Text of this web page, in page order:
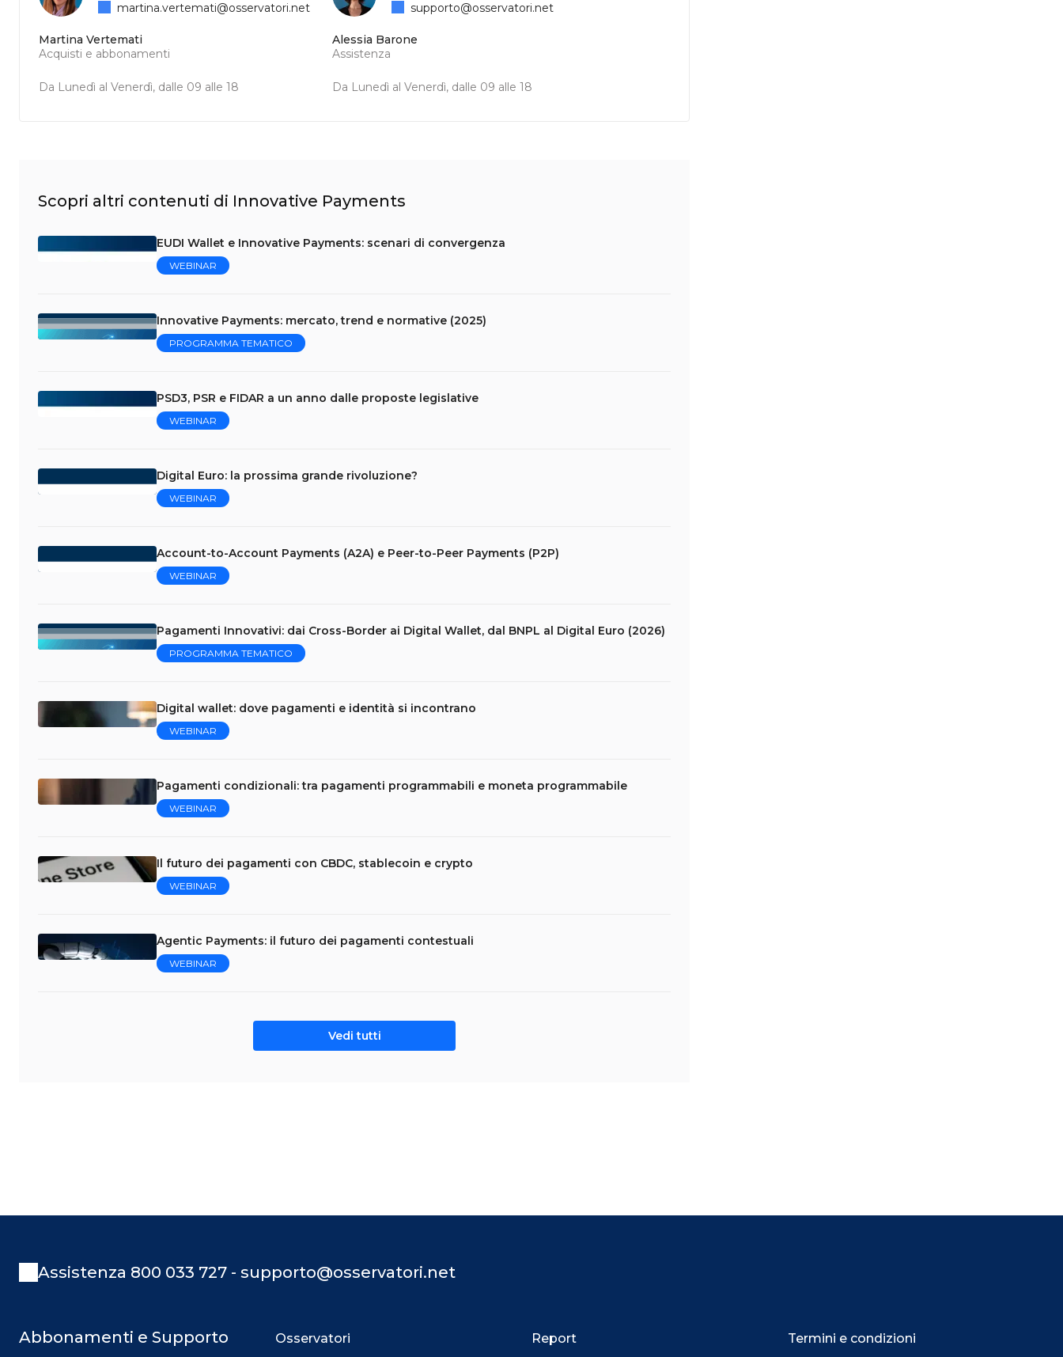
Martina Vertemati
Acquisti e abbonamenti
Da Lunedì al Venerdì, dalle 09 alle 18
martina.vertemati@osservatori.net
Alessia Barone
Assistenza
Da Lunedì al Venerdì, dalle 09 alle 18
supporto@osservatori.net
Scopri altri contenuti di Innovative Payments
EUDI Wallet e Innovative Payments: scenari di convergenza
WEBINAR
Innovative Payments: mercato, trend e normative (2025)
PROGRAMMA TEMATICO
PSD3, PSR e FIDAR a un anno dalle proposte legislative
WEBINAR
Digital Euro: la prossima grande rivoluzione?
WEBINAR
Account-to-Account Payments (A2A) e Peer-to-Peer Payments (P2P)
WEBINAR
Pagamenti Innovativi: dai Cross-Border ai Digital Wallet, dal BNPL al Digital Euro (2026)
PROGRAMMA TEMATICO
Digital wallet: dove pagamenti e identità si incontrano
WEBINAR
Pagamenti condizionali: tra pagamenti programmabili e moneta programmabile
WEBINAR
Il futuro dei pagamenti con CBDC, stablecoin e crypto
WEBINAR
Agentic Payments: il futuro dei pagamenti contestuali
WEBINAR
Vedi tutti
Assistenza 800 033 727 - supporto@osservatori.net
Abbonamenti e Supporto Osservatori Report Termini e condizioni